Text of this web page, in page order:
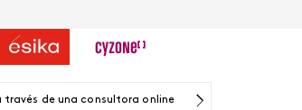
través de una consultora online